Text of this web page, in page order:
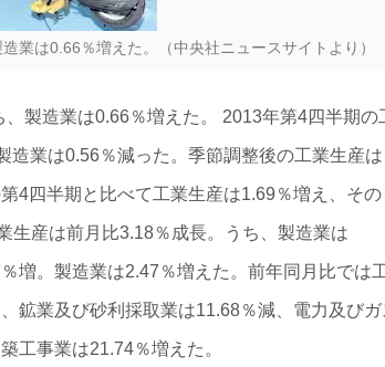
業は0.66％増えた。（中央社ニュースサイトより）
製造業は0.66％増えた。 2013年第4四半期の
業は0.56％減った。季節調整後の工業生産は
4四半期と比べて工業生産は1.69％増え、その
生産は前月比3.18％成長。うち、製造業は
増。製造業は2.47％増えた。前年同月比では
鉱業及び砂利採取業は11.68％減、電力及びガ
工事業は21.74％増えた。